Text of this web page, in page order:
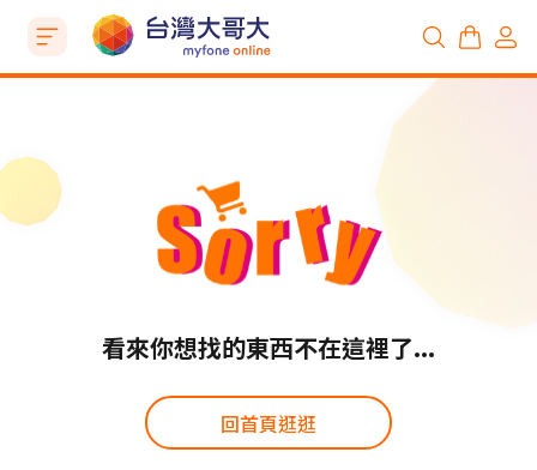
看來你想找的東西不在這裡了...
回首頁逛逛